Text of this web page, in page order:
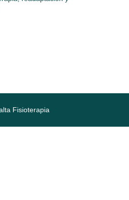
Fisioterapia